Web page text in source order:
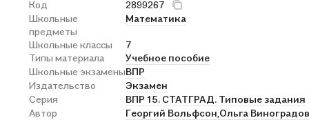
Код
2899267
Школьные
предметы
Математика
Школьные классы
7
Типы материала
Учебное пособие
Школьные экзаменыВПР
Издательство
Экзамен
Серия
ВПР 15. СТАТГРАД. Типовые задания
Автор
Георгий Вольфсон, Ольга